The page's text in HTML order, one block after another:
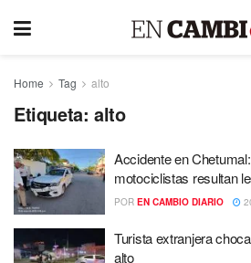
Home Tag alto
Etiqueta: alto
Accidente en
motociclistas resultan
POR EN CAMBIO DIARIO
Turista extranjera
alto